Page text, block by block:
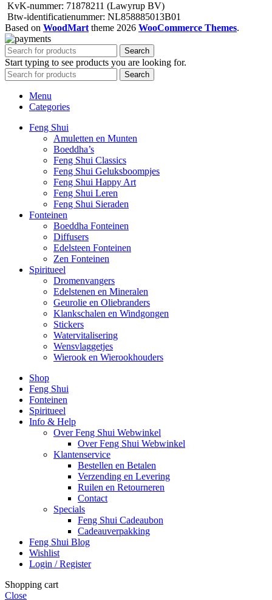
KvK-nummer: 71878211 (Lawyrup BV)
Btw-identificatienummer: NL858885013B01
Based on WoodMart theme 2026 WooCommerce Themes.
Search
Start typing to see products you are looking for.
Search
Menu
Categories
Feng Shui
Amuletten en Munten
Boeddha’s
Feng Shui Classics
Feng Shui Geluksboompjes
Feng Shui Happy Art
Feng Shui Leren
Feng Shui Sieraden
Fonteinen
Boeddha Fonteinen
Diffusers
Edelsteen Fonteinen
Zen Fonteinen
Spiritueel
Dromenvangers
Edelstenen en Mineralen
Geurolie en Oliebranders
Klankschalen en Windgongen
Stickers
Watervitalisering
Wensvlaggetjes
Wierook en Wierookhouders
Shop
Feng Shui
Fonteinen
Spiritueel
Info & Help
Over Feng Shui Webwinkel
Over Feng Shui Webwinkel
Klantenservice
Bestellen en Betalen
Verzending en Levering
Ruilen en Retourneren
Contact
Specials
Feng Shui Cadeaubon
Cadeauverpakking
Feng Shui Blog
Wishlist
Login / Register
Shopping cart
Close